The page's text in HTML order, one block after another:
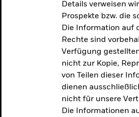
Details verweisen
Prospekte bzw. die
Die Information auf
Rechte sind
Verfügung
nicht zur Kopie,
von Teilen dieser
dienen
nicht für unsere
Die Informationen